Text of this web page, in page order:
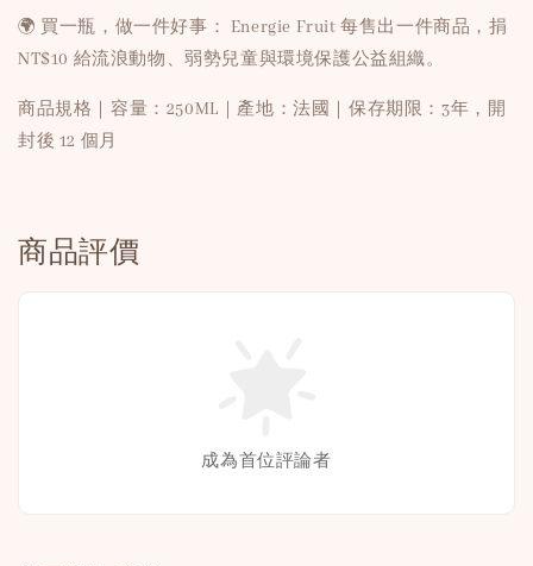
🌍 買一瓶，做一件好事： Energie Fruit 每售出一件商品，捐
NT$10 給流浪動物、弱勢兒童與環境保護公益組織。
商品規格｜容量：250ML｜產地：法國｜保存期限：3年，開
封後 12 個月
商品評價
成為首位評論者